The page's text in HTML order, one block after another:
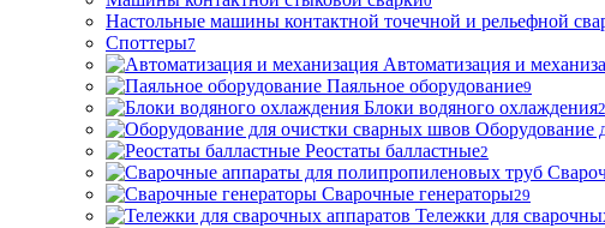
Настольные машины контактной точечной и рельефной
Споттеры7
Автоматизация и
Паяльное оборудование9
Блоки водяного охлаждения
Оборудование
Реостаты балластные2
Сварочные генераторы29
Тележки для